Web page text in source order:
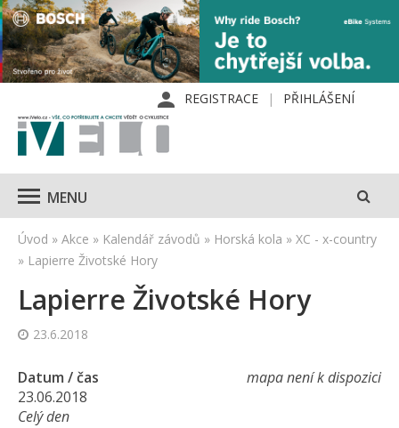
REGISTRACE PŘIHLÁŠENÍ
MENU
Úvod » Akce » Kalendář závodů » Horská kola » XC - x-country
» Lapierre Životské Hory
Lapierre Životské Hory
23.6.2018
mapa není k dispozici
Datum / čas
23.06.2018
Celý den